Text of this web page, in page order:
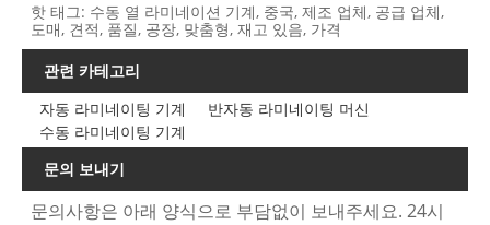
핫 태그: 수동 열 라미네이션 기계, 중국, 제조 업체, 공급 업체,
도매, 견적, 품질, 공장, 맞춤형, 재고 있음, 가격
관련 카테고리
자동 라미네이팅 기계
반자동 라미네이팅 머신
수동 라미네이팅 기계
문의 보내기
문의사항은 아래 양식으로 부담없이 보내주세요. 24시